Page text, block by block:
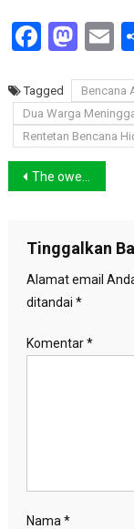
Tagged Bencana
Dua Warga
Rentetan Bencana
Navigasi
The ower of Mama dari Ketapang Terima Penghargaan Peduli Api
Tinggalkan
Alamat email
ditandai *
Komentar*
Nama *